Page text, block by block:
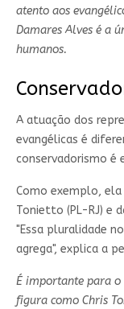
atento aos
Damares Alves é a
humanos.
A atuação dos
evangélicas é
conservadorismo é
Como exemplo,
Tonietto (PL-RJ) e
"Essa pluralidade
agrega", explica a
É importante para o
figura como Chris